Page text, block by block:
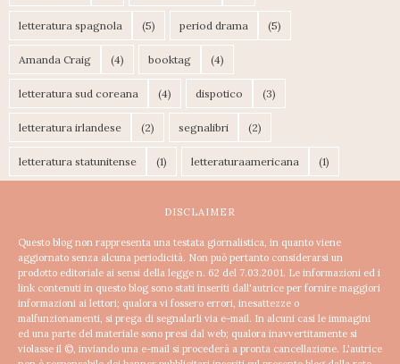
letteratura spagnola (5) period drama (5)
Amanda Craig (4) booktag (4)
letteratura sud coreana (4) dispotico (3)
letteratura irlandese (2) segnalibri (2)
letteratura statunitense (1) letteraturaamericana (1)
DISCLAIMER
Questo blog non rappresenta una testata giornalistica, in quanto viene
aggiornato senza alcuna periodicità. Non può pertanto considerarsi un
prodotto editoriale ai sensi della legge n. 62 del 7.03.2001. Le informazioni ed i
link contenuti in questo blog sono stati inseriti dall'autrice per fornire maggiori
informazioni ai lettori; qualora vi fossero errori, inesattezze o
malfunzionamenti, si prega di segnalarli via e-mail. In alcuni casi le immagini
ed una parte del materiale sono presi dal web; qualora inavvertitamente si
violasse il ©, inviando una e-mail si procederà a pronta cancellazione. L'autrice